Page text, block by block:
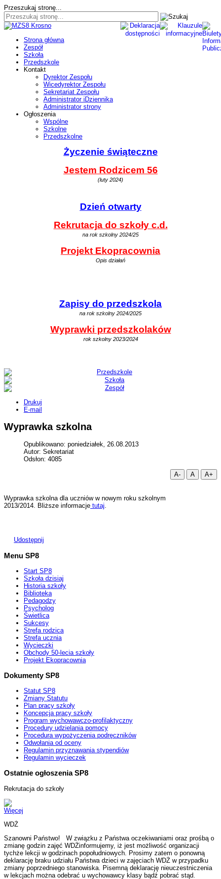
Przeszukaj stronę...
Strona główna
Zespół
Szkoła
Przedszkole
Kontakt
Dyrektor Zespołu
Wicedyrektor Zespołu
Sekretariat Zespołu
Administrator iDziennika
Administrator strony
Ogłoszenia
Wspólne
Szkolne
Przedszkolne
Życzenie świąteczne
Jestem Rodzicem 56
(luty 2024)
Dzień otwarty
Rekrutacja do szkoły c.d.
na rok szkolny 2024/25
Projekt Ekopracownia
Opis działań
Zapisy do przedszkola
na rok szkolny 2024/2025
Wyprawki przedszkolaków
rok szkolny 2023/2024
Drukuj
E-mail
Wyprawka szkolna
Opublikowano: poniedziałek, 26.08.2013
Autor: Sekretariat
Odsłon: 4085
A- A A+
Wyprawka szkolna dla uczniów w nowym roku szkolnym
2013/2014. Bliższe informacje tutaj.
Udostępnij
Menu SP8
Start SP8
Szkoła dzisiaj
Historia szkoły
Biblioteka
Pedagodzy
Psycholog
Świetlica
Sukcesy
Strefa rodzica
Strefa ucznia
Wycieczki
Obchody 50-lecia szkoły
Projekt Ekopracownia
Dokumenty SP8
Statut SP8
Zmiany Statutu
Plan pracy szkoły
Koncepcja pracy szkoły
Program wychowawczo-profilaktyczny
Procedury udzielania pomocy
Procedura wypożyczenia podręczników
Odwołania od oceny
Regulamin przyznawania stypendiów
Regulamin wycieczek
Ostatnie ogłoszenia SP8
Rekrutacja do szkoły
Więcej
WDŻ
Szanowni Państwo! W związku z Państwa oczekiwaniami oraz prośbą o
zmianę godzin zajęć WDŻinformujemy, iż jest możliwość organizacji
tychże lekcji w godzinach popołudniowych. Prosimy zatem o ponowną
deklarację braku udziału Państwa dzieci w zajęciach WDŻ w przypadku
zmiany poprzedniego stanowiska. Pisemną deklarację nieuczestniczenia
w lekcjach można odebrać u wychowawcy klasy bądź pobrać stąd.